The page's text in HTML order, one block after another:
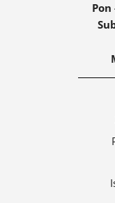
Pon